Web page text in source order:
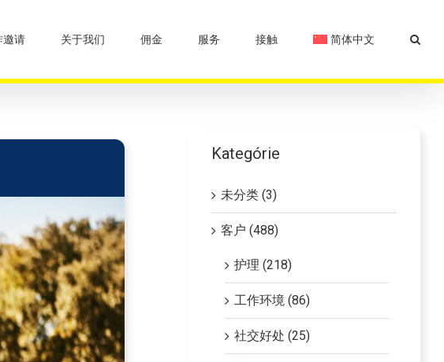
邀请 关于我们 佣金 服务 接触 简体中文
Kategórie
未分类 (3)
客户 (488)
护理 (218)
工作环境 (86)
社交好处 (25)